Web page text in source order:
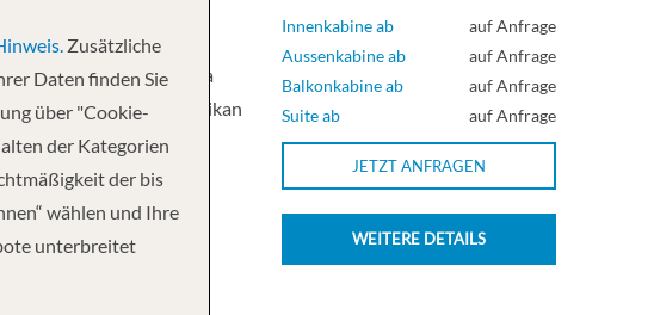
Coral Princess
Vancouver / Alaska
Vancouver / Ketchikan
/ Juneau… Mehr
Innenkabine ab
auf Anfrage
Aussenkabine ab
auf Anfrage
Balkonkabine ab
auf Anfrage
Suite ab
auf Anfrage
JETZT ANFRAGEN
WEITERE DETAILS
Zusätzliche
Daten finden Sie
über "Cookie-
der Kategorien
der bis
wählen und Ihre
unterbreitet